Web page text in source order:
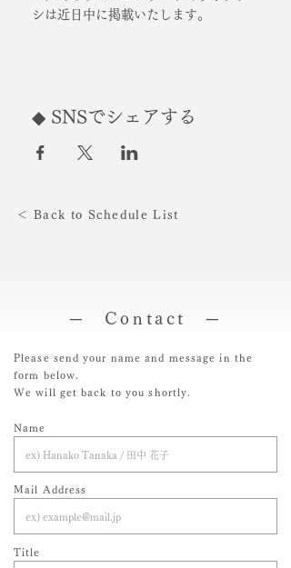
シは近日中に掲載いたします。
◆ SNSでシェアする
＜ Back to Schedule List
─ Contact ─
Please send your name and message in the
form below.
We will get back to you shortly.
Name
Mail Address
Title